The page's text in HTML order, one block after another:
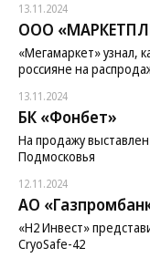
13.11.2024
ООО
«Мегамаркет» узнал,
россияне на
13.11.2024
БК «Фонбет»
На продажу
Подмосковья
12.11.2024
АО
«H2 Инвест»
CryoSafe-42